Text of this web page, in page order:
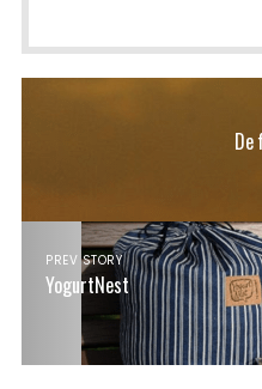
PREV STORY
YogurtNest